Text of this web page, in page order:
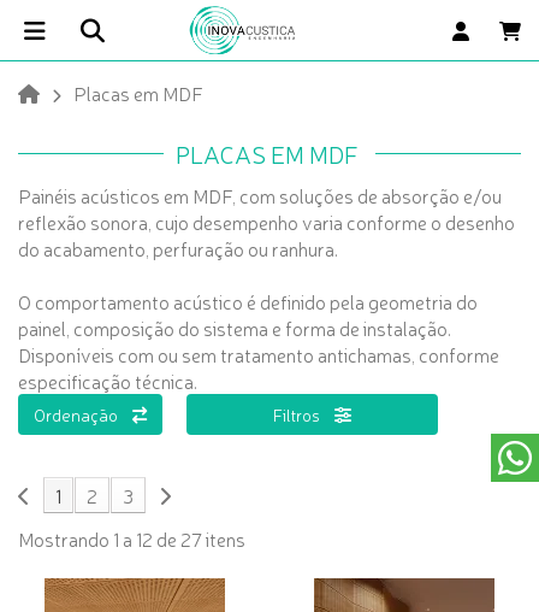
Placas em MDF
PLACAS EM MDF
Painéis acústicos em MDF, com soluções de absorção e/ou
reflexão sonora, cujo desempenho varia conforme o desenho
do acabamento, perfuração ou ranhura.
O comportamento acústico é definido pela geometria do
painel, composição do sistema e forma de instalação.
Disponíveis com ou sem tratamento antichamas, conforme
especificação técnica.
Ordenação Filtros
1 2
3
Mostrando 1 a 12 de 27 itens